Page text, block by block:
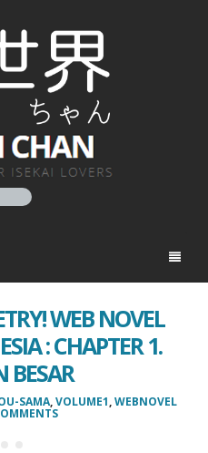
WEB NOVEL
: CHAPTER 1.
BESAR
SAMA,VOLUME1,WEBNOVEL